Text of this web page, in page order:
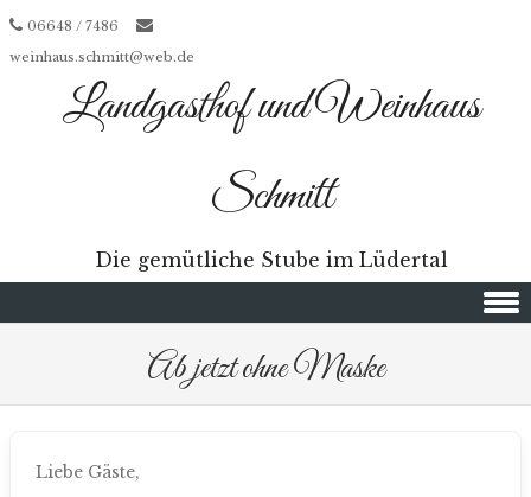
06648 / 7486
weinhaus.schmitt@web.de
Landgasthof und Weinhaus
Schmitt
Die gemütliche Stube im Lüdertal
Ab jetzt ohne Maske
Liebe Gäste,